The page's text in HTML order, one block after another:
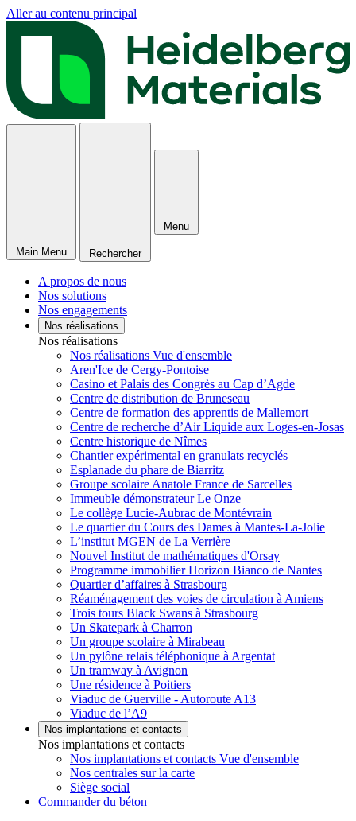
Aller au contenu principal
Main Menu Rechercher
Menu
A propos de nous
Nos solutions
Nos engagements
Nos réalisations
Nos réalisations
Nos réalisations Vue d'ensemble
Aren'Ice de Cergy-Pontoise
Casino et Palais des Congrès au Cap d’Agde
Centre de distribution de Bruneseau
Centre de formation des apprentis de Mallemort
Centre de recherche d’Air Liquide aux Loges-en-Josas
Centre historique de Nîmes
Chantier expérimental en granulats recyclés
Esplanade du phare de Biarritz
Groupe scolaire Anatole France de Sarcelles
Immeuble démonstrateur Le Onze
Le collège Lucie-Aubrac de Montévrain
Le quartier du Cours des Dames à Mantes-La-Jolie
L’institut MGEN de La Verrière
Nouvel Institut de mathématiques d'Orsay
Programme immobilier Horizon Bianco de Nantes
Quartier d’affaires à Strasbourg
Réaménagement des voies de circulation à Amiens
Trois tours Black Swans à Strasbourg
Un Skatepark à Charron
Un groupe scolaire à Mirabeau
Un pylône relais téléphonique à Argentat
Un tramway à Avignon
Une résidence à Poitiers
Viaduc de Guerville - Autoroute A13
Viaduc de l’A9
Nos implantations et contacts
Nos implantations et contacts
Nos implantations et contacts Vue d'ensemble
Nos centrales sur la carte
Siège social
Commander du béton